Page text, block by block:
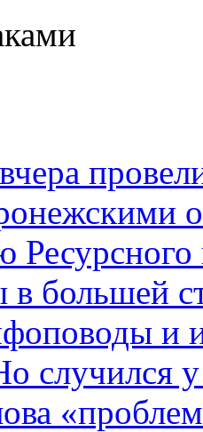
большей
случился